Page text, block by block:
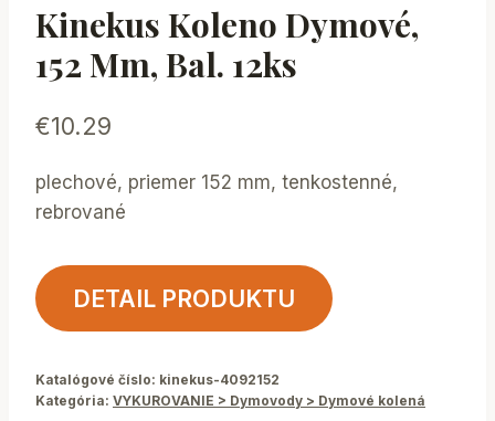
Kinekus Koleno Dymové,
152 Mm, Bal. 12ks
€10.29
plechové, priemer 152 mm, tenkostenné,
rebrované
DETAIL PRODUKTU
Katalógové číslo: kinekus-4092152
Kategória: VYKUROVANIE > Dymovody > Dymové kolená